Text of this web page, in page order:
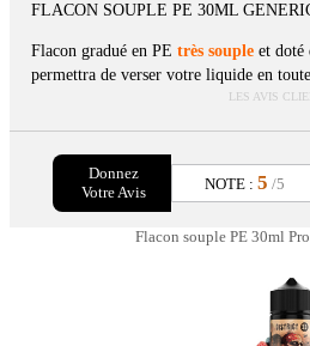
FLACON SOUPLE PE 30ML
Flacon gradué en PE très souple et doté
permettra de verser votre liquide en
LES AVIS
Donnez
Votre Avis
NOTE : 5 /5
Flacon souple PE 30ml